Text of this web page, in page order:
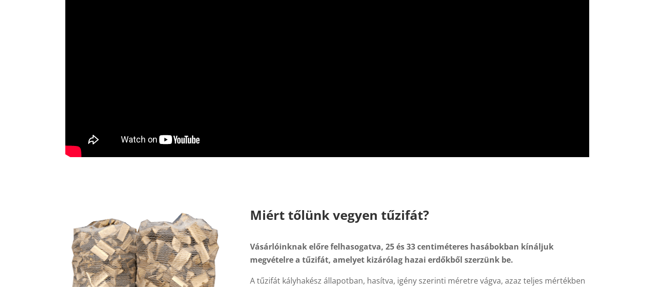
Miért tőlünk vegyen tűzifát?
Vásárlóinknak előre felhasogatva, 25 és 33 centiméteres hasábokban kínáljuk
megvételre a tűzifát, amelyet kizárólag hazai erdőkből szerzünk be.
A tűzifát kályhakész állapotban, hasítva, igény szerinti méretre vágva, azaz teljes mértékben